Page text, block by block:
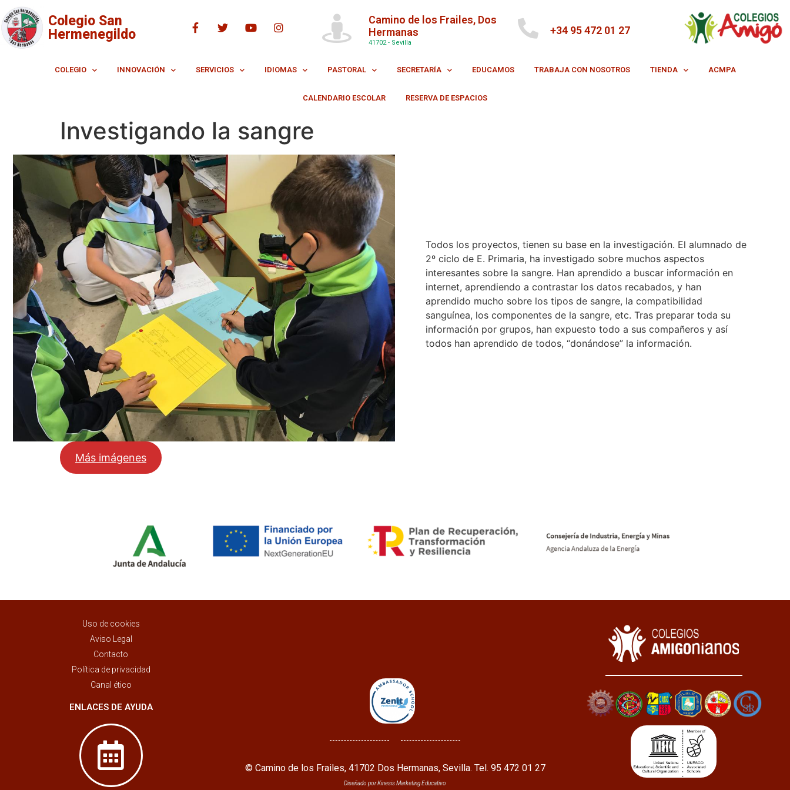
Colegio San
Hermenegildo
Camino de los Frailes, Dos
Hermanas
41702 - Sevilla
+34 95 472 01 27
COLEGIO INNOVACIÓN SERVICIOS IDIOMAS PASTORAL SECRETARÍA EDUCAMOS TRABAJA CON NOSOTROS TIENDA ACMPA
CALENDARIO ESCOLAR RESERVA DE ESPACIOS
Investigando la sangre
Todos los proyectos, tienen su base en la investigación. El alumnado de
2º ciclo de E. Primaria, ha investigado sobre muchos aspectos
interesantes sobre la sangre. Han aprendido a buscar información en
internet, aprendiendo a contrastar los datos recabados, y han
aprendido mucho sobre los tipos de sangre, la compatibilidad
sanguínea, los componentes de la sangre, etc. Tras preparar toda su
información por grupos, han expuesto todo a sus compañeros y así
todos han aprendido de todos, “donándose” la información.
Más imágenes
Uso de cookies
Aviso Legal
Contacto
Política de privacidad
Canal ético
ENLACES DE AYUDA
© Camino de los Frailes, 41702 Dos Hermanas, Sevilla. Tel. 95 472 01 27
Diseñado por Kinesis Marketing Educativo